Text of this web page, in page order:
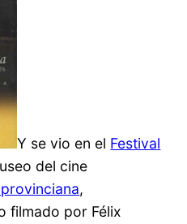
Y se vio en el Festival
del cine
,
filmado por Félix